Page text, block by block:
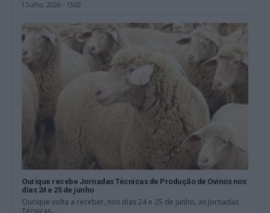
1 Julho, 2026 - 13:02
Ourique recebe Jornadas Técnicas de Produção de Ovinos nos
dias 24 e 25 de junho
Ourique volta a receber, nos dias 24 e 25 de junho, as Jornadas